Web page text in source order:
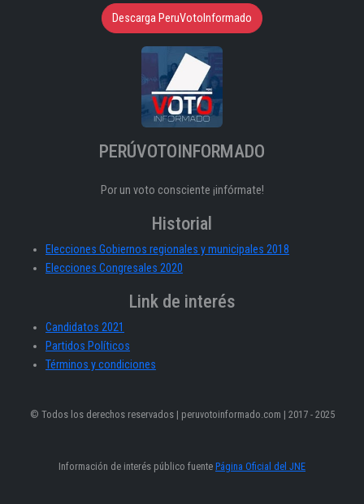
Descarga PeruVotoInformado
PERÚVOTOINFORMADO
Por un voto consciente ¡infórmate!
Historial
Elecciones Gobiernos regionales y municipales 2018
Elecciones Congresales 2020
Link de interés
Candidatos 2021
Partidos Políticos
Términos y condiciones
© Todos los derechos reservados | peruvotoinformado.com | 2017 - 2025
Información de interés público fuente Página Oficial del JNE